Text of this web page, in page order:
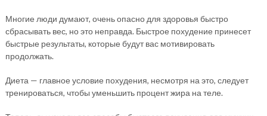
Многие люди думают, очень опасно для здоровья быстро
сбрасывать вес, но это неправда. Быстрое похудение принесет
быстрые результаты, которые будут вас мотивировать
продолжать.
Диета — главное условие похудения, несмотря на это, следует
тренироваться, чтобы уменьшить процент жира на теле.